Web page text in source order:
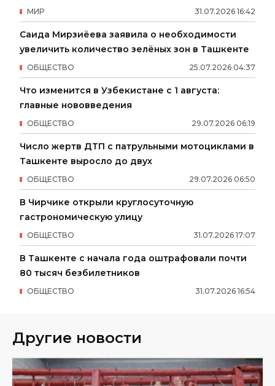
31.07.2026 16:42
МИР
Саида Мирзиёева заявила о необходимости
увеличить количество зелёных зон в Ташкенте
25.07.2026 04:37
ОБЩЕСТВО
Что изменится в Узбекистане с 1 августа:
главные нововведения
29.07.2026 06:19
ОБЩЕСТВО
Число жертв ДТП с патрульными мотоциклами в
Ташкенте выросло до двух
29.07.2026 06:50
ОБЩЕСТВО
В Чирчике открыли круглосуточную
гастрономическую улицу
31.07.2026 17:07
ОБЩЕСТВО
В Ташкенте с начала года оштрафовали почти
80 тысяч безбилетников
31.07.2026 16:54
ОБЩЕСТВО
Другие новости